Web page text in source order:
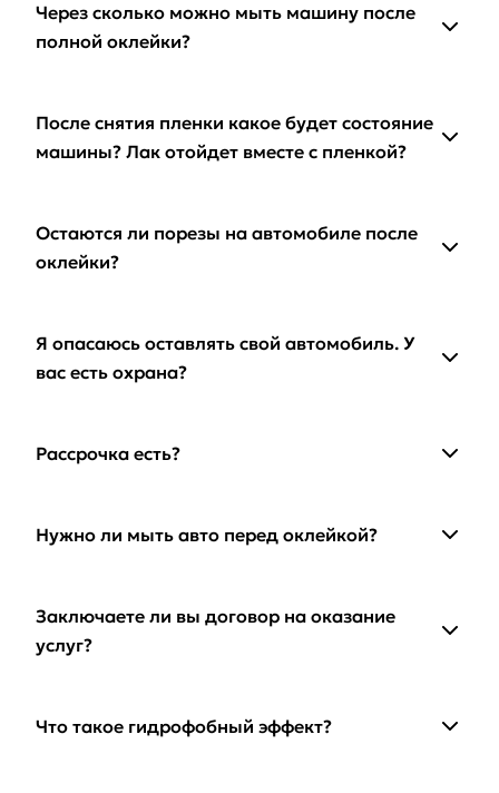
Через сколько можно мыть машину после
полной оклейки?
После снятия пленки какое будет состояние
машины? Лак отойдет вместе с пленкой?
Остаются ли порезы на автомобиле после
оклейки?
Я опасаюсь оставлять свой автомобиль. У
вас есть охрана?
Рассрочка есть?
Нужно ли мыть авто перед оклейкой?
Заключаете ли вы договор на оказание
услуг?
Что такое гидрофобный эффект?